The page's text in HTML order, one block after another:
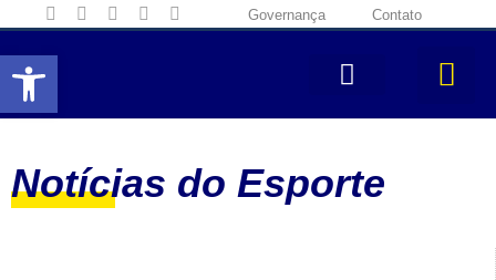
Abrir a barra de ferramentas
Governança Contato
Notícias do Esporte